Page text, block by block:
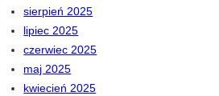
sierpień 2025
lipiec 2025
czerwiec 2025
maj 2025
kwiecień 2025